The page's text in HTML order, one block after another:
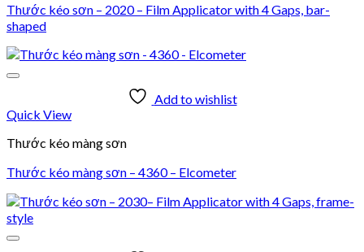
Thước kéo sơn – 2020 – Film Applicator with 4 Gaps, bar-
shaped
Add to wishlist
Quick View
Thước kéo màng sơn
Thước kéo màng sơn – 4360 – Elcometer